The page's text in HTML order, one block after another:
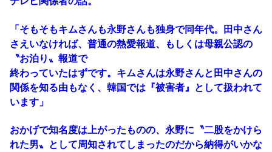
「そもそもキムさんも永野さんも独身で同年代。田中さん
さえいなければ、普通の熱愛報道、もしくは母親公認の
〝お泊り〟報道で
終わっていたはずです。キムさんは永野さんと田中さんの
関係を知る由もなく、韓国では『被害者』として扱われて
います」
おかげで知名度は上がったものの、永野に〝二股をかけら
れた男〟として周知されてしまったのだから納得がいかな